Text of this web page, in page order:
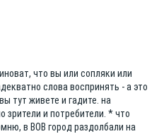
что вы или сопляки или
слова воспринять - а это
тут живете и гадите. на
зрители и потребители. * что
в ВОВ город раздолбали на